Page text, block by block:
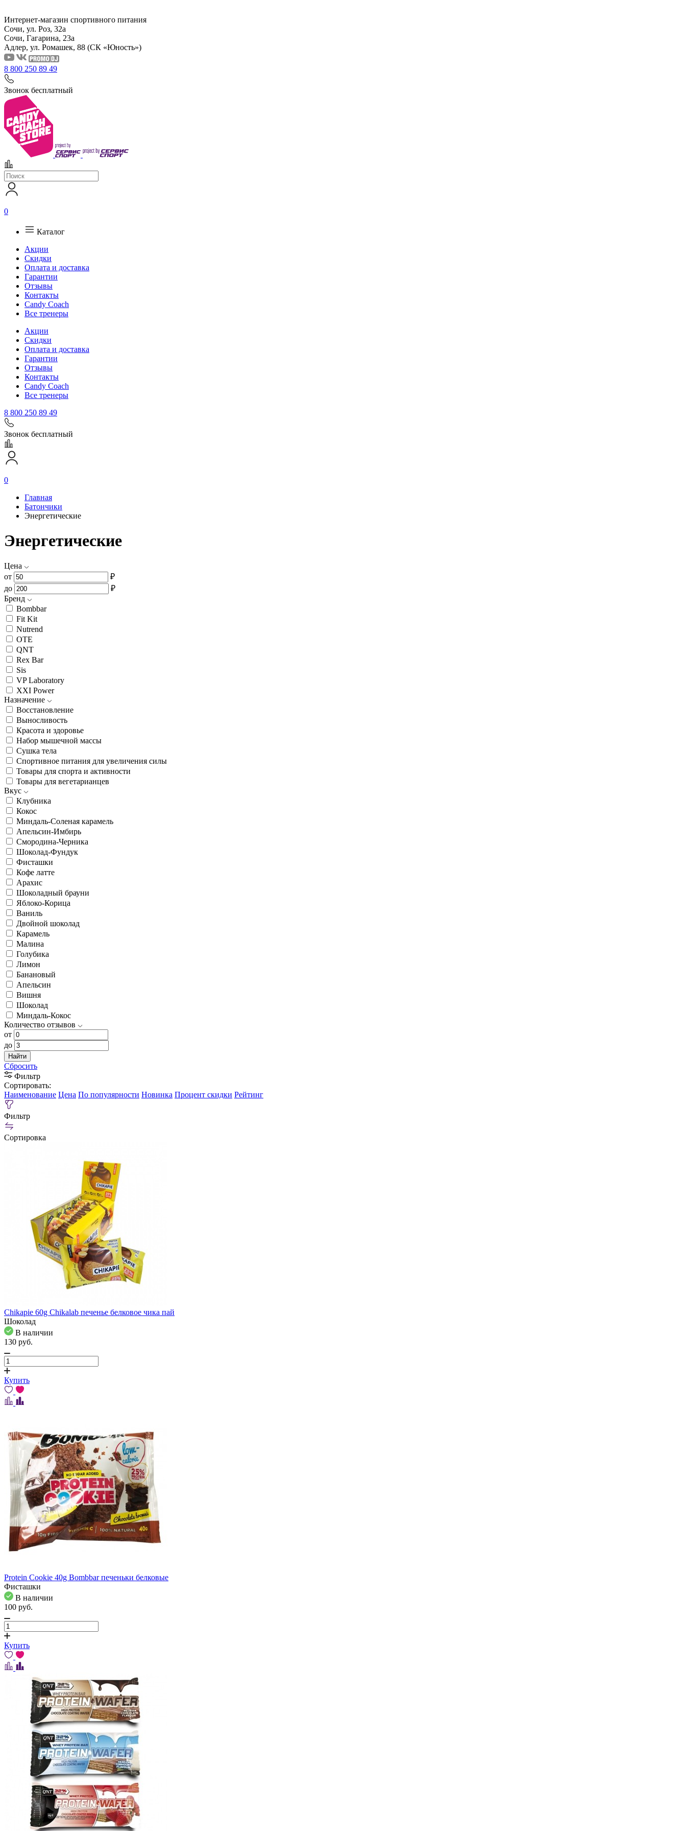
Интернет-магазин спортивного питания
Сочи, ул. Роз, 32а
Сочи, Гагарина, 23а
Адлер, ул. Ромашек, 88 (СК «Юность»)
8 800 250 89 49
Звонок бесплатный
0
Каталог
Акции
Скидки
Оплата и доставка
Гарантии
Отзывы
Контакты
Candy Coach
Все тренеры
Акции
Скидки
Оплата и доставка
Гарантии
Отзывы
Контакты
Candy Coach
Все тренеры
8 800 250 89 49
Звонок бесплатный
0
Главная
Батончики
Энергетические
Энергетические
Цена
от
₽
до
₽
Бренд
Bombbar
Fit Kit
Nutrend
OTE
QNT
Rex Bar
Sis
VP Laboratory
XXI Power
Назначение
Восстановление
Выносливость
Красота и здоровье
Набор мышечной массы
Сушка тела
Спортивное питания для увеличения силы
Товары для спорта и активности
Товары для вегетарианцев
Вкус
Клубника
Кокос
Миндаль-Соленая карамель
Апельсин-Имбирь
Смородина-Черника
Шоколад-Фундук
Фисташки
Кофе латте
Арахис
Шоколадный брауни
Яблоко-Корица
Ваниль
Двойной шоколад
Карамель
Малина
Голубика
Лимон
Банановый
Апельсин
Вишня
Шоколад
Миндаль-Кокос
Количество отзывов
от
до
Найти
Сбросить
Фильтр
Сортировать:
Наименование Цена По популярности Новинка Процент скидки Рейтинг
Фильтр
Сортировка
Chikapie 60g Chikalab печенье белковое чика пай
Шоколад
В наличии
130 pуб.
Купить
Protein Cookie 40g Bombbar печеньки белковые
Фисташки
В наличии
100 pуб.
Купить